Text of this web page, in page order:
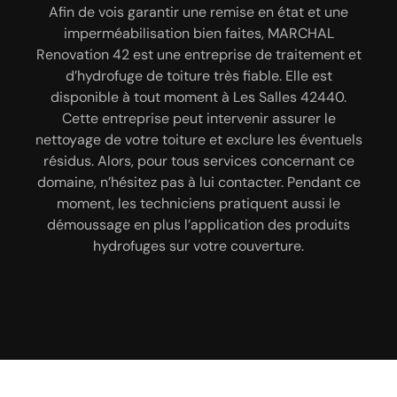
Afin de vois garantir une remise en état et une
imperméabilisation bien faites, MARCHAL
Renovation 42 est une entreprise de traitement et
d’hydrofuge de toiture très fiable. Elle est
disponible à tout moment à Les Salles 42440.
Cette entreprise peut intervenir assurer le
nettoyage de votre toiture et exclure les éventuels
résidus. Alors, pour tous services concernant ce
domaine, n’hésitez pas à lui contacter. Pendant ce
moment, les techniciens pratiquent aussi le
démoussage en plus l’application des produits
hydrofuges sur votre couverture.
Avec l’intervention de MARCHAL Renovation 42,
vous pouvez bénéficier des travaux d’hydrofugation
de toiture respectant les règles de l’art. Pour ceux
qui sont à Les Salles 42440 et ses alentours,
découvrez que MARCHAL Renovation 42 est une
entreprise d’hydrofuge de toiture qui travaille avec
un couvreur spécialiste en hydrofuge et traitement
de toiture. Vous pouvez toujours faire appel à eux
pour appliquer des produits d’hydrofuge de toit le
plus adéquats selon vos besoins. C’est MARCHAL
Renovation 42 l’entreprise qu’il vous faut dans
cette situation car c’est la plus qualifiée.
nous nous mettons à votre service pour s’occuper
des travaux suivants : réparation toiture, peinture
et décapage de volet, peinture bâtiment intérieur
et extérieur, démoussage de toiture, peinture de
façade, habillage planche de rive, peinture
intérieur, ravalement de façade, rénovation de
façade, nettoyage de façade, peinture sur toiture,
nettoyage de terrasse, peinture dessous de toit,
nettoyage et pose de chéneau. Nos travaux sont
garantis décennaux.